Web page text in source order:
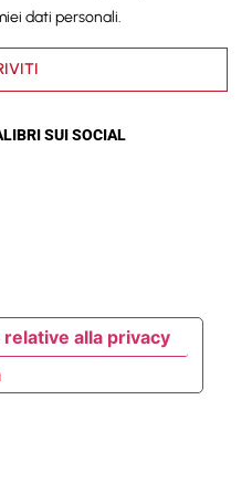
dati personali.
SUI SOCIAL
alla privacy